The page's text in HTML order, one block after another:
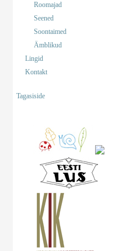
Roomajad
Seened
Soontaimed
Ämblikud
Lingid
Kontakt
Tagasiside